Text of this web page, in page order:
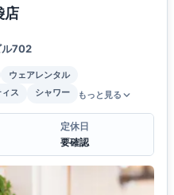
店
ル702
ウェアレンタル
ス シャワー もっと見る
定休日
要確認